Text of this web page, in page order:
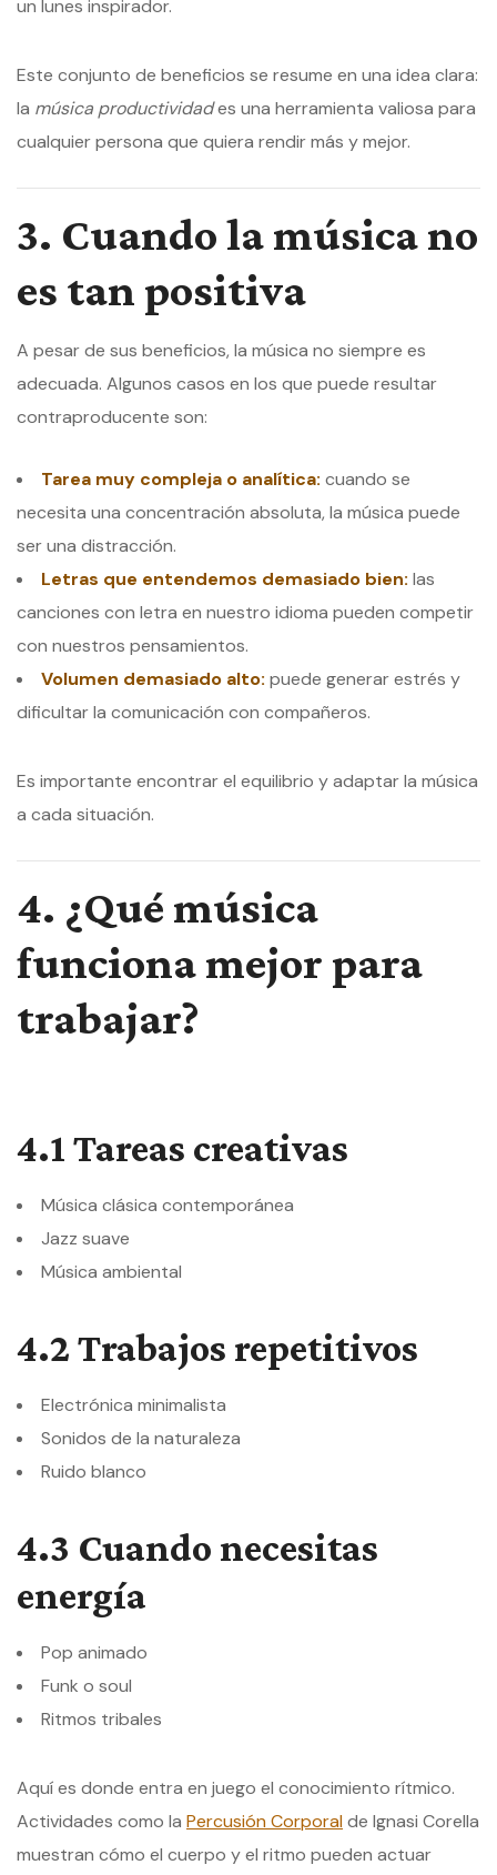
un lunes inspirador.
Este conjunto de beneficios se resume en una idea clara:
la música productividades una herramienta valiosa para
cualquier persona que quiera rendir más y mejor.
3. Cuando la música no
es tan positiva
A pesar de sus beneficios, la música no siempre es
adecuada. Algunos casos en los que puede resultar
contraproducente son:
Tarea muy compleja o analítica: cuando se
necesita una concentración absoluta, la música puede
ser una distracción.
Letras que entendemos demasiado bien: las
canciones con letra en nuestro idioma pueden competir
con nuestros pensamientos.
Volumen demasiado alto: puede generar estrés y
dificultar la comunicación con compañeros.
Es importante encontrar el equilibrio y adaptar la música
a cada situación.
4. ¿Qué música
funciona mejor para
trabajar?
4.1 Tareas creativas
Música clásica contemporánea
Jazz suave
Música ambiental
4.2 Trabajos repetitivos
Electrónica minimalista
Sonidos de la naturaleza
Ruido blanco
4.3 Cuando necesitas
energía
Pop animado
Funk o soul
Ritmos tribales
Aquí es donde entra en juego el conocimiento rítmico.
Actividades como la Percusión Corporalde Ignasi Corella
muestran cómo el cuerpo y el ritmo pueden actuar